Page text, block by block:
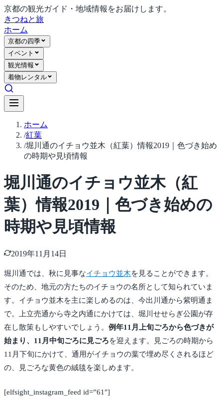
京都の観光ガイド・地域情報をお届けします。
きつねと旅
ホーム
京都の四季
イベント
観光情報
着物レンタル
ホーム
/紅葉
/堀川通のイチョウ並木（紅葉）情報2019｜色づき始め
の時期や見頃情報
堀川通のイチョウ並木（紅
葉）情報2019｜色づき始めの
時期や見頃情報
2019年11月14日
堀川通では、秋に見事なイチョウ並木を見ることができます。
そのため、地元の方たちのイチョウの名所として知られていま
す。イチョウ並木を主に楽しめるのは、今出川通から紫明通ま
で。上立売通から寺之内通にかけては、堀川せせらぎ公園が存
在し散策もしやすいでしょう。 例年11月上旬ごろから色づきが
始まり、11月中旬ごろに見ごろを迎えます。見ごろの時期から
11月下旬にかけて、通用がイチョウの葉で埋め尽くされるほど
の、見ごろな黄色の絨毯を楽しめます。
[elfsight_instagram_feed id=”61″]